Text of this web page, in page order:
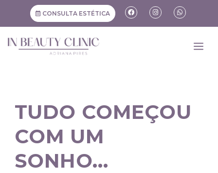
CONSULTA ESTÉTICA
TUDO COMEÇOU
COM UM
SONHO…